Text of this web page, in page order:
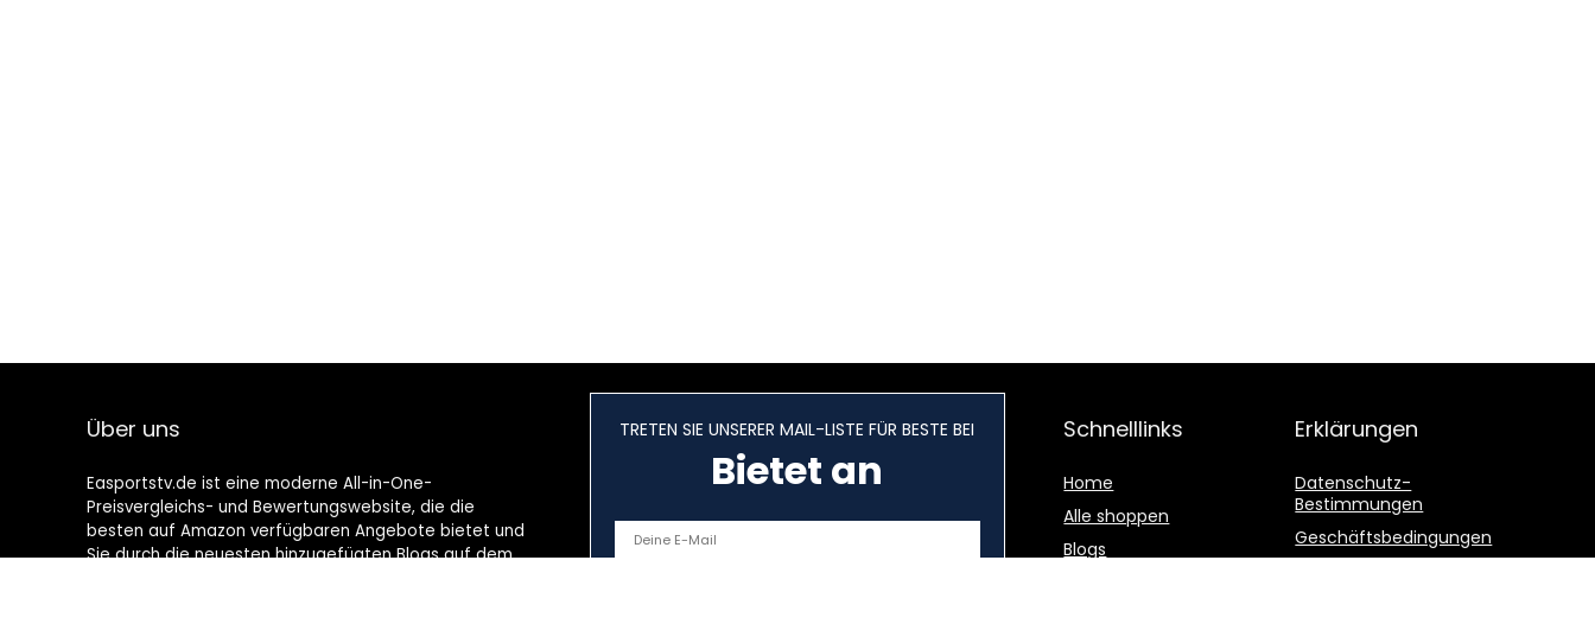
Über uns
Easportstv.de ist eine moderne All-in-One-
Preisvergleichs- und Bewertungswebsite, die die
besten auf Amazon verfügbaren Angebote bietet und
Sie durch die neuesten hinzugefügten Blogs auf dem
TRETEN SIE UNSERER MAIL-LISTE FÜR BESTE BEI
Bietet an
Schnelllinks
Home
Alle shoppen
Blogs
Erklärungen
Datenschutz-
Bestimmungen
Geschäftsbedingungen